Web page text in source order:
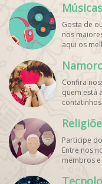
Músicas
Gosta de
nos
aqui os
Confira
quem está
Participe
Entre nos
membros e